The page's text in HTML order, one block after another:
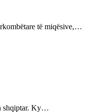
të miqësive,…
shqiptar. Ky…